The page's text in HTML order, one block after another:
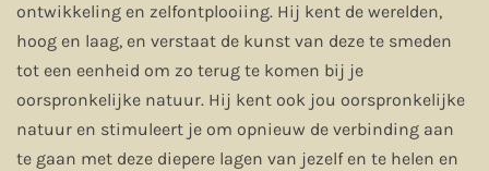
ontwikkeling en zelfontplooiing. Hij kent de werelden,
hoog en laag, en verstaat de kunst van deze te smeden
tot een eenheid om zo terug te komen bij je
oorspronkelijke natuur. Hij kent ook jou oorspronkelijke
natuur en stimuleert je om opnieuw de verbinding aan
te gaan met deze diepere lagen van jezelf en te helen en